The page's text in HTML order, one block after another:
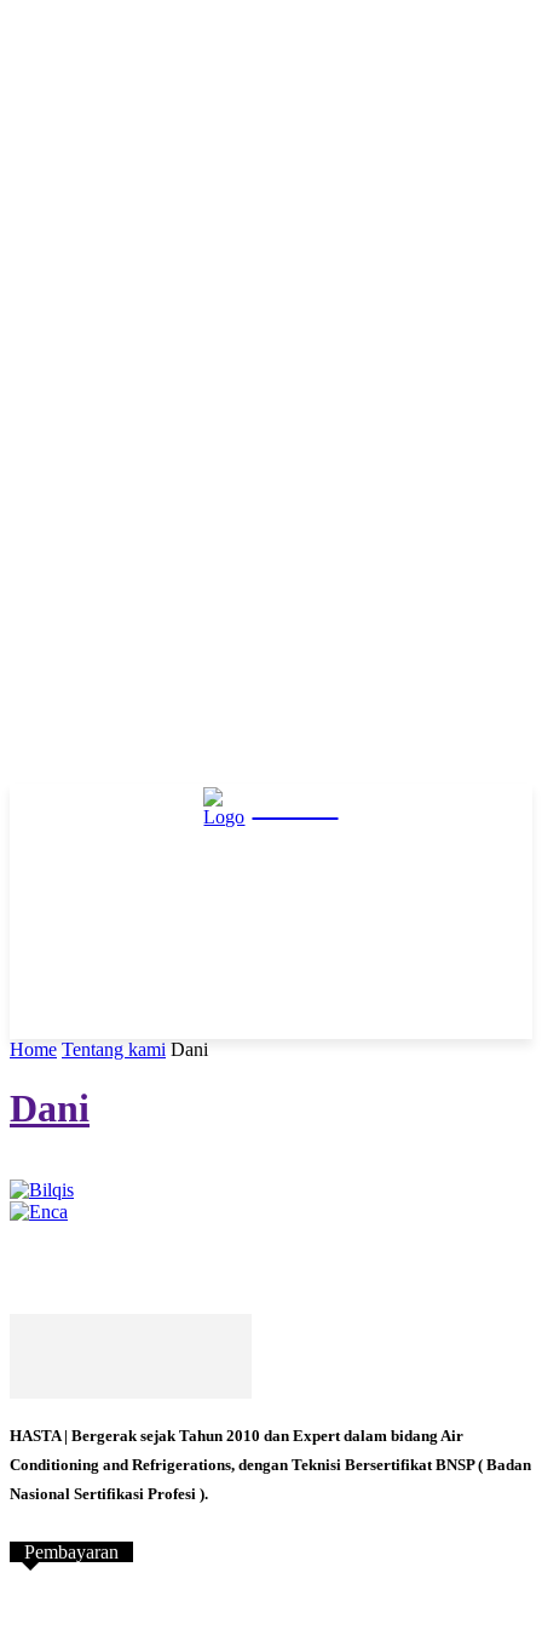
Home Tentang kami Dani
Dani
HASTA | Bergerak sejak Tahun 2010 dan Expert dalam bidang Air
Conditioning and Refrigerations, dengan Teknisi Bersertifikat BNSP ( Badan
Nasional Sertifikasi Profesi ).
Pembayaran